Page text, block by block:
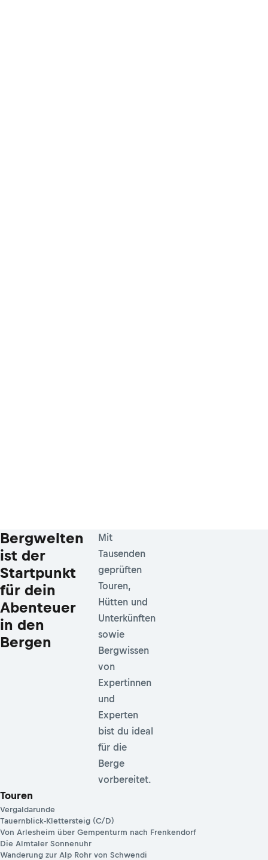
Bergwelten
ist der
Startpunkt
für dein
Abenteuer
in den
Bergen
Mit
Tausenden
geprüften
Touren,
Hütten und
Unterkünften
sowie
Bergwissen
von
Expertinnen
und
Experten
bist du ideal
für die
Berge
vorbereitet.
Touren
Vergaldarunde
Tauernblick-Klettersteig (C/D)
Von Arlesheim über Gempenturm nach Frenkendorf
Die Almtaler Sonnenuhr
Wanderung zur Alp Rohr von Schwendi